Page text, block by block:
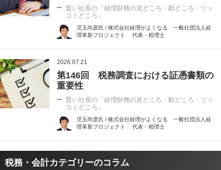
賢い社長の「経理財務の見どころ・勘どころ・ツッ
コミどころ」
児玉尚彦氏 / 株式会社経理がよくなる 一般社団法人経
理革新プロジェクト 代表・税理士
2026.07.21
第146回 税務調査における証憑書類の
重要性
賢い社長の「経理財務の見どころ・勘どころ・ツッ
コミどころ」
児玉尚彦氏 / 株式会社経理がよくなる 一般社団法人経
理革新プロジェクト 代表・税理士
税務・会計カテゴリーのコラム